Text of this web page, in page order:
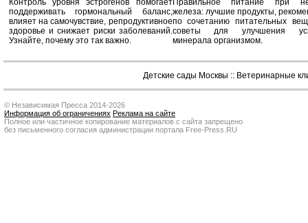
Контроль уровня эстрогенов помогает
поддерживать гормональный баланс,
влияет на самочувствие, репродуктивное
здоровье и снижает риски заболеваний.
Узнайте, почему это так важно.
Правильное питание при
железа: лучшие продукты,
по сочетанию питательных
советы для улучшения
минерала организмом.
Детские сады Москвы :: Ветеринарные
© Независимая Пресса 2014-2026
Информация об ограничениях Реклама на сайте
Полное или частичное копирование материалов с сайта запрещено
без письменного согласия администрации портала Free-Press.RU